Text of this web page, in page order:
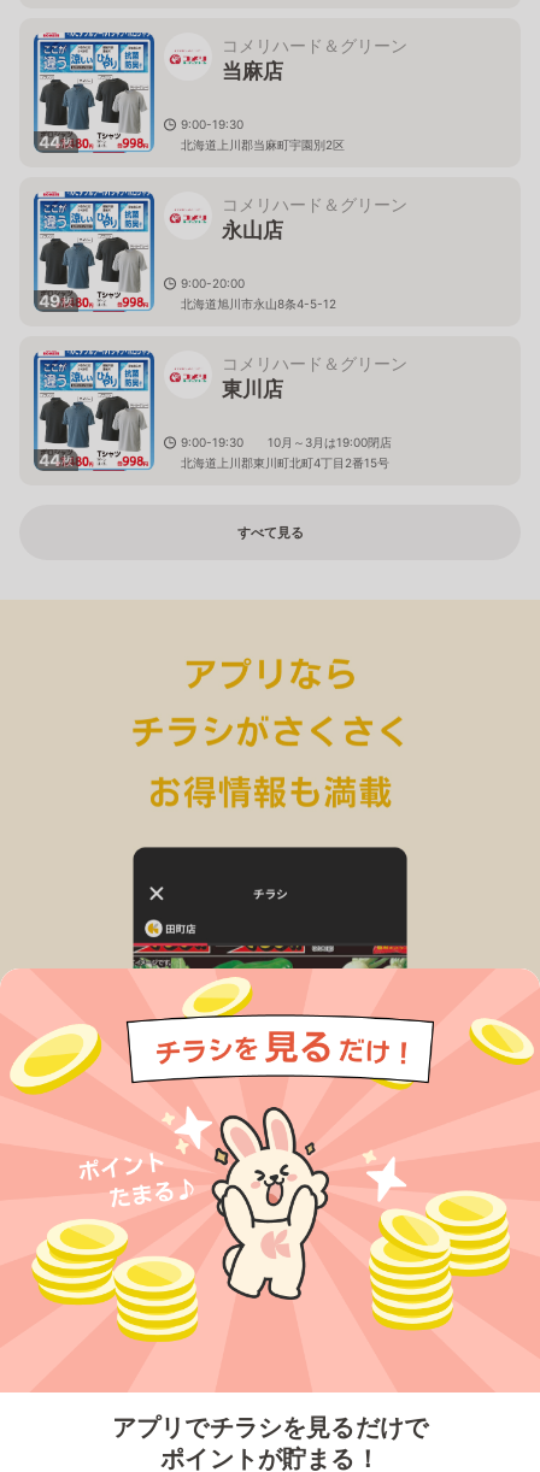
アプリでチラシを見るだけで
ポイントが貯まる！
44枚
コメリハード＆グリーン
当麻店
9:00-19:30
北海道上川郡当麻町宇園別2区
49枚
コメリハード＆グリーン
永山店
9:00-20:00
北海道旭川市永山8条4-5-12
44枚
コメリハード＆グリーン
東川店
9:00-19:30 10月～3月は19:00閉店
北海道上川郡東川町北町4丁目2番15号
すべて見る